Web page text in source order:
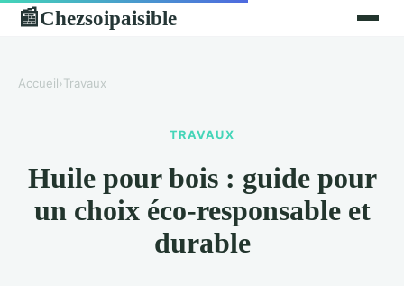
📰Chezsoipaisible
Accueil›Travaux
TRAVAUX
Huile pour bois : guide pour
un choix éco-responsable et
durable